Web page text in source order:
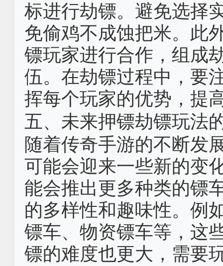
标进行劫镖。避免选择
免偷鸡不成蚀把米。此
镖玩家进行合作，组成
伍。在劫镖过程中，要
挥每个玩家的优势，提
五、未来押镖劫镖玩法
随着传奇手游的不断发
可能会迎来一些新的变
能会推出更多种类的镖
的多样性和趣味性。例
镖车、物资镖车等，这
镖的难度也更大，需要